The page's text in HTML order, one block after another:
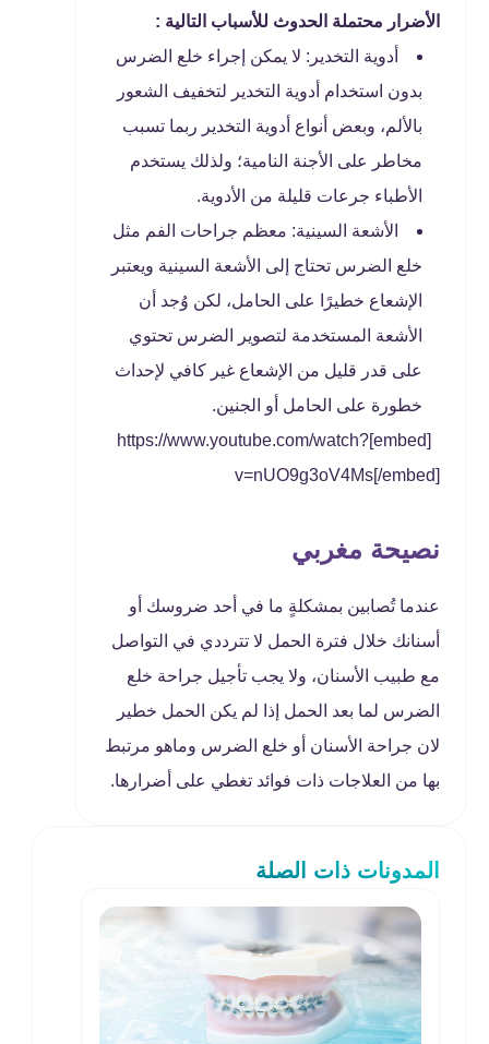
الأضرار محتملة الحدوث للأسباب التالية :
أدوية التخدير: لا يمكن إجراء خلع الضرس
بدون استخدام أدوية التخدير لتخفيف الشعور
بالألم، وبعض أنواع أدوية التخدير ربما تسبب
مخاطر على الأجنة النامية؛ ولذلك يستخدم
الأطباء جرعات قليلة من الأدوية.
الأشعة السينية: معظم جراحات الفم مثل
خلع الضرس تحتاج إلى الأشعة السينية ويعتبر
الإشعاع خطيرًا على الحامل، لكن وُجد أن
الأشعة المستخدمة لتصوير الضرس تحتوي
على قدر قليل من الإشعاع غير كافي لإحداث
خطورة على الحامل أو الجنين.
[embed]https://www.youtube.com/watch?
v=nUO9g3oV4Ms[/embed]
نصيحة مغربي
عندما تُصابين بمشكلةٍ ما في أحد ضروسك أو
أسنانك خلال فترة الحمل لا تترددي في التواصل
مع طبيب الأسنان، ولا يجب تأجيل جراحة خلع
الضرس لما بعد الحمل إذا لم يكن الحمل خطير
لان جراحة الأسنان أو خلع الضرس وماهو مرتبط
بها من العلاجات ذات فوائد تغطي على أضرارها.
المدونات ذات الصلة